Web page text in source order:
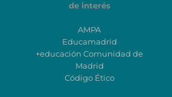
de interés
AMPA
Educamadrid
+educación Comunidad de
Madrid
Código Ético